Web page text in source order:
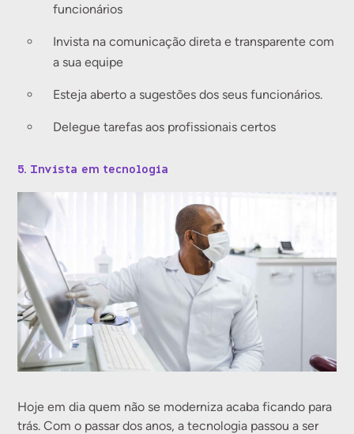
funcionários
Invista na comunicação direta e transparente com
a sua equipe
Esteja aberto a sugestões dos seus funcionários.
Delegue tarefas aos profissionais certos
5. Invista em tecnologia
Hoje em dia quem não se moderniza acaba ficando para
trás. Com o passar dos anos, a tecnologia passou a ser